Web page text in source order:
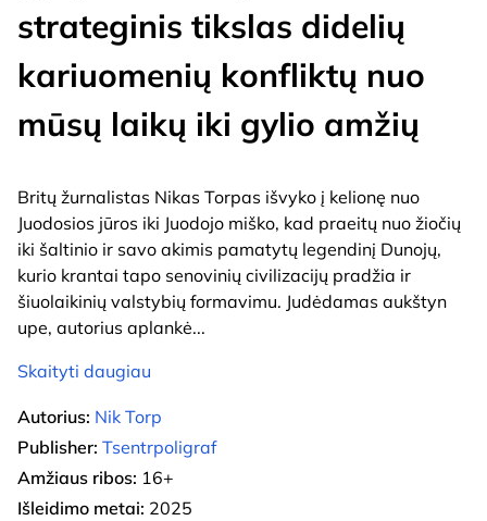
strateginis tikslas didelių
kariuomenių konfliktų nuo
mūsų laikų iki gylio amžių
Britų žurnalistas Nikas Torpas išvyko į kelionę nuo
Juodosios jūros iki Juodojo miško, kad praeitų nuo žiočių
iki šaltinio ir savo akimis pamatytų legendinį Dunojų,
kurio krantai tapo senovinių civilizacijų pradžia ir
šiuolaikinių valstybių formavimu. Judėdamas aukštyn
upe, autorius aplankė...
Skaityti daugiau
Autorius: Nik Torp
Publisher: Tsentrpoligraf
Amžiaus ribos: 16+
Išleidimo metai: 2025